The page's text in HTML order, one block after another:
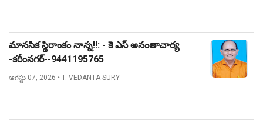
మానసిక స్థిరాంకం నాన్న!!: - కె ఎస్ అనంతాచార్య
-కరీంనగర్--9441195765
ఆగస్టు 07, 2026 • T. VEDANTA SURY